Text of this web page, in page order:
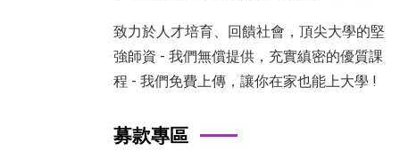
致力於人才培育、回饋社會，頂尖大學的堅
強師資 - 我們無償提供，充實縝密的優質課
程 - 我們免費上傳，讓你在家也能上大學 !
募款專區